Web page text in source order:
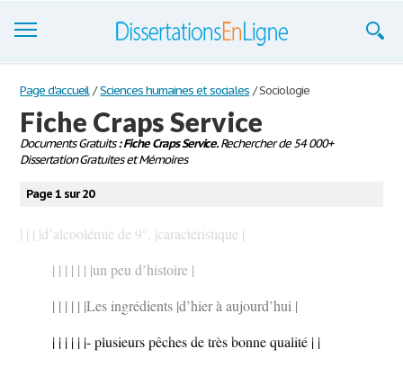
Dissertations
S'inscrire
Se connecter
Contactez-nous
Page d'accueil / Sciences humaines et sociales /Sociologie
Fiche Craps Service
Documents Gratuits: Fiche Craps Service.Rechercher de 54 000+
Dissertation Gratuites et Mémoires
Page 1 sur 20
| | | |d’alcoolémie de 9°. |caractéristique |
| | | | | | |un peu d’histoire |
| | | | | |Les ingrédients |d’hier à aujourd’hui |
| | | | | |- plusieurs pêches de très bonne qualité | |